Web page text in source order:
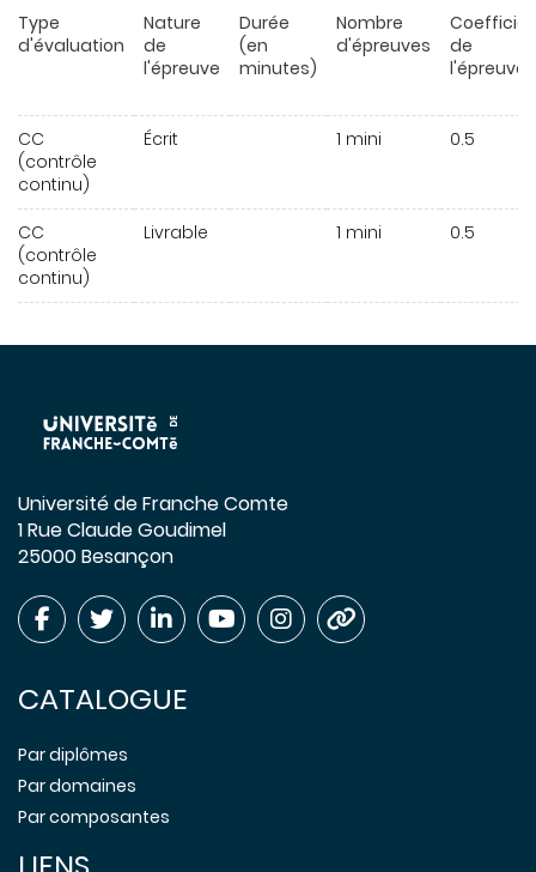
Type
d'évaluation
Nature
de
l'épreuve
Durée
(en
minutes)
Nombre
d'épreuves
de
l'épreuve
CC
(contrôle
continu)
Écrit 1 mini 0.5
CC
(contrôle
continu)
Livrable 1 mini 0.5
Université de Franche Comte
1 Rue Claude Goudimel
25000 Besançon
CATALOGUE
Par diplômes
Par domaines
Par composantes